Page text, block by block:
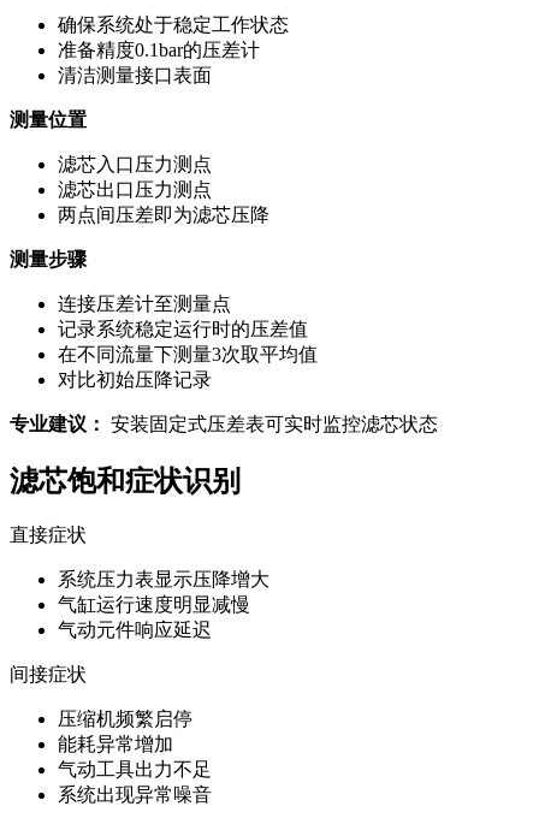
确保系统处于稳定工作状态
准备精度0.1bar的压差计
清洁测量接口表面
测量位置
滤芯入口压力测点
滤芯出口压力测点
两点间压差即为滤芯压降
测量步骤
连接压差计至测量点
记录系统稳定运行时的压差值
在不同流量下测量3次取平均值
对比初始压降记录
专业建议： 安装固定式压差表可实时监控滤芯状态
滤芯饱和症状识别
直接症状
系统压力表显示压降增大
气缸运行速度明显减慢
气动元件响应延迟
间接症状
压缩机频繁启停
能耗异常增加
气动工具出力不足
系统出现异常噪音